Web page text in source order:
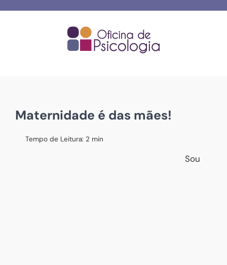
Maternidade é das mães!
Tempo de Leitura: 2 min
Sou